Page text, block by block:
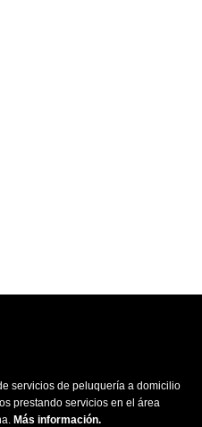
servicios de peluquería a domicilio
prestando servicios en el área
Más información.